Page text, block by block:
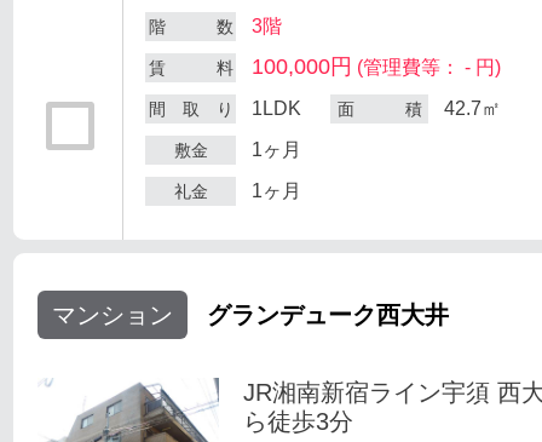
階 数 3階
賃 料 100,000円 (管理費等： - 円)
間 取 り 1LDK 面 積 42.7㎡
敷金 1ヶ月
礼金 1ヶ月
マンション グランデューク西大井
JR湘南新宿ライン宇須 西
ら徒歩3分